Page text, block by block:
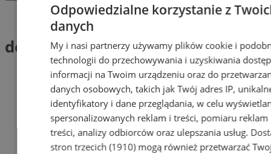
Tag: dotacje
dotacje (1)
Odpowiedzialne korzystanie z
danych
My i nasi partnerzy używamy plików cookie i
technologii do przechowywania i uzyskiwania
informacji na Twoim urządzeniu oraz do
danych osobowych, takich jak Twój adres IP,
identyfikatory i dane przeglądania, w celu
spersonalizowanych reklam i treści, pomiaru reklam
treści, analizy odbiorców oraz ulepszania usług.
stron trzecich (1910)mogą również przetwarzać